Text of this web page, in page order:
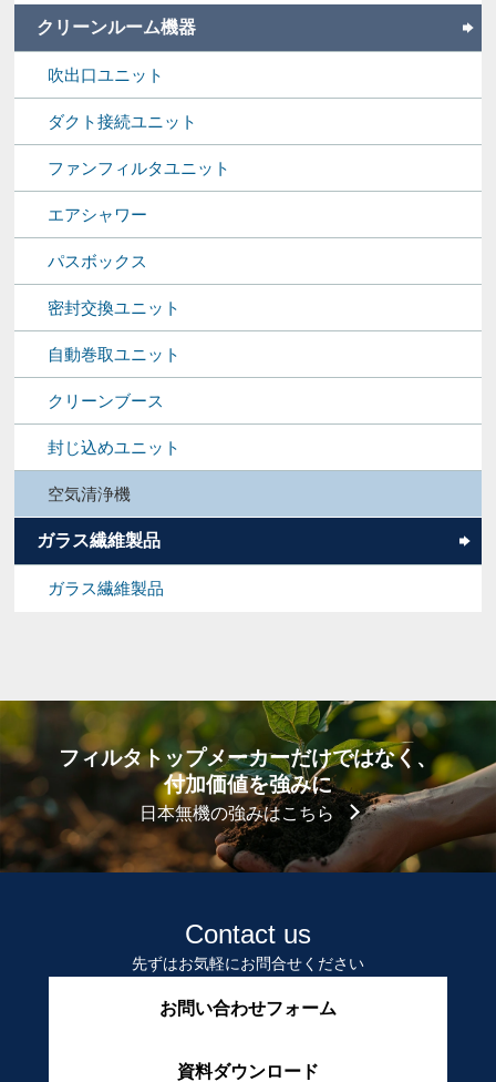
クリーンルーム機器
吹出口ユニット
ダクト接続ユニット
ファンフィルタユニット
エアシャワー
パスボックス
密封交換ユニット
自動巻取ユニット
クリーンブース
封じ込めユニット
空気清浄機
ガラス繊維製品
ガラス繊維製品
フィルタトップメーカーだけではなく、
付加価値を強みに
日本無機の強みはこちら
Contact us
先ずはお気軽にお問合せください
お問い合わせフォーム
資料ダウンロード